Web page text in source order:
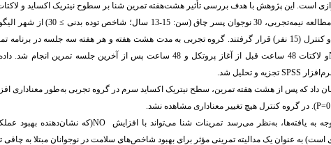
است. این پژوهش با هدف بررسی تأثیر هشت‌هفته تمرین شنا بر سطوح نیتریک اکساید و
30 نوجوان پسر چاق (سن: 15-13 سال؛ شاخص توده بدنی ≥
30) از شهر
تجربی (15 نفر) و کنترل (15 نفر) قرار گرفتند. گروه تجربی به مدت هشت هفته و هر هفته سه جلسه
و لاکتات 48 ساعت قبل از آغاز پروتکل و 48 ساعت پس از آخرین
SPSS تجزیه و تحلیل شد.
داد که پس از هشت هفته تمرین، سطح نیتریک اکساید سرم در گروه تجربی به‌طور معناداری
)
. در گروه کنترل هیچ تغییر معناداری مشاهده نشد.
به یافته‌ها، به‌نظر می‌رسد تمرینات شنا می‌تواند با افزایش NO(که نشان‌دهنده بهبود
است) به عنوان یک مدالیته تمرینی مؤثر برای بهبود شاخص‌های سلامت در نوجوانان مبتلا به چاقی